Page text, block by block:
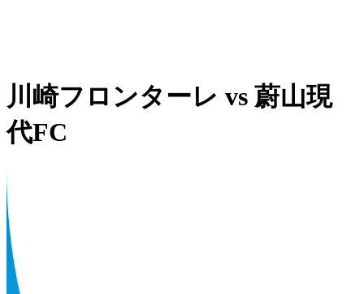
川崎フロンターレ vs 蔚山現
代FC